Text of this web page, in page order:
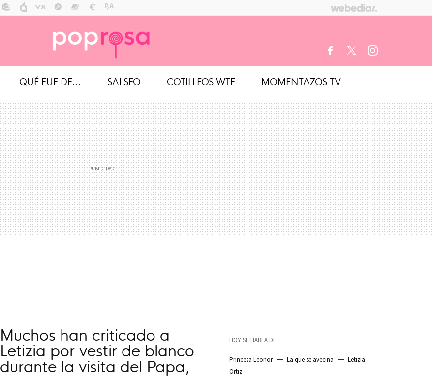
QUÉ FUE DE... SALSEO COTILLEOS WTF MOMENTAZOS TV
HOY SE HABLA DE
Princesa Leonor La que se avecina
Letizia
Ortiz
Muchos han criticado a
Letizia por vestir de blanco
durante la visita del Papa,